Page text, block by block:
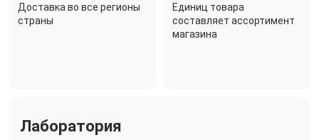
Доставка во все регионы
страны
Единиц товара
составляет ассортимент
магазина
Лаборатория